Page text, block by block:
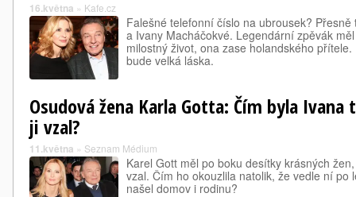
16.května » Kafe.cz
Falešné telefonní číslo na ubrousek?
a Ivany Macháčokvé. Legendární zpěvák
milostný život, ona zase holandského
bude velká láska.
Osudová žena Karla Gotta: Čím byla Ivana
ji vzal?
11.května » Seznam Médium
Karel Gott měl po boku desítky krásných
vzal. Čím ho okouzlila natolik, že vedle ní po
našel domov i rodinu?